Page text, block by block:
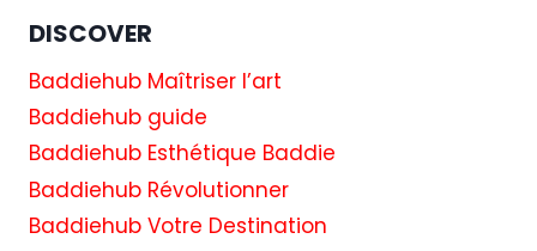
DISCOVER
Baddiehub Maîtriser l’art
Baddiehub guide
Baddiehub Esthétique Baddie
Baddiehub Révolutionner
Baddiehub Votre Destination